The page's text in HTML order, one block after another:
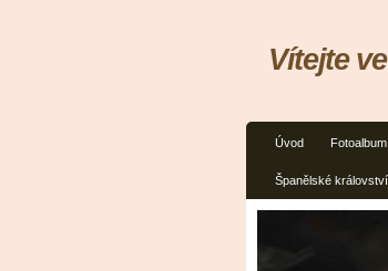
Úvod Fotoalbum
Španělské království
Vítejte